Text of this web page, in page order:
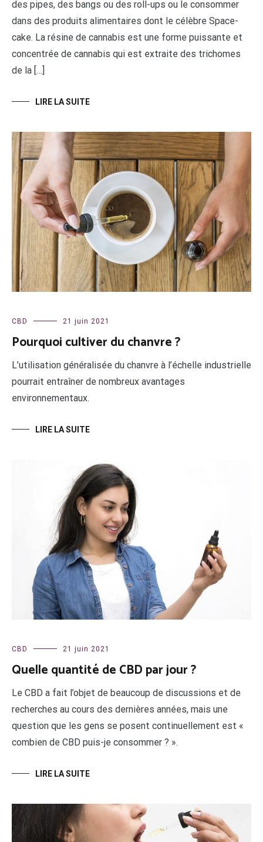
des pipes, des bangs ou des roll-ups ou le consommer
dans des produits alimentaires dont le célèbre Space-
cake. La résine de cannabis est une forme puissante et
concentrée de cannabis qui est extraite des trichomes
de la […]
LIRE LA SUITE
CBD 21 juin 2021
Pourquoi cultiver du chanvre ?
L’utilisation généralisée du chanvre à l’échelle industrielle
pourrait entraîner de nombreux avantages
environnementaux.
LIRE LA SUITE
CBD 21 juin 2021
Quelle quantité de CBD par jour ?
Le CBD a fait l’objet de beaucoup de discussions et de
recherches au cours des dernières années, mais une
question que les gens se posent continuellement est «
combien de CBD puis-je consommer ? ».
LIRE LA SUITE